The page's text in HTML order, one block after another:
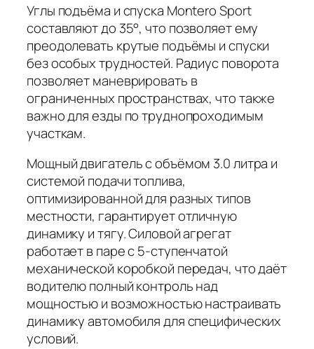
Углы подъёма и спуска Montero Sport
составляют до 35°, что позволяет ему
преодолевать крутые подъёмы и спуски
без особых трудностей. Радиус поворота
позволяет маневрировать в
ограниченных пространствах, что также
важно для езды по труднопроходимым
участкам.
Мощный двигатель с объёмом 3.0 литра и
системой подачи топлива,
оптимизированной для разных типов
местности, гарантирует отличную
динамику и тягу. Силовой агрегат
работает в паре с 5-ступенчатой
механической коробкой передач, что даёт
водителю полный контроль над
мощностью и возможностью настраивать
динамику автомобиля для специфических
условий.